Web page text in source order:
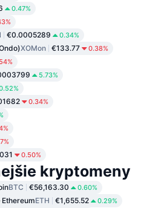
0.47%
€0.0005289 0.34%
XOMon €133.77 0.38%
5.73%
0.34%
0.50%
kryptomeny
BTC €56,163.30 0.60%
EthereumETH €1,655.52 0.29%